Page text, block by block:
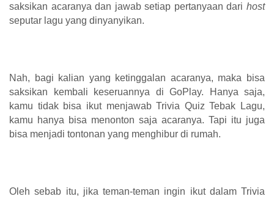
saksikan acaranya dan jawab setiap pertanyaan dari host
seputar lagu yang dinyanyikan.
Nah, bagi kalian yang ketinggalan acaranya, maka bisa
saksikan kembali keseruannya di GoPlay. Hanya saja,
kamu tidak bisa ikut menjawab Trivia Quiz Tebak Lagu,
kamu hanya bisa menonton saja acaranya. Tapi itu juga
bisa menjadi tontonan yang menghibur di rumah.
Oleh sebab itu, jika teman-teman ingin ikut dalam Trivia